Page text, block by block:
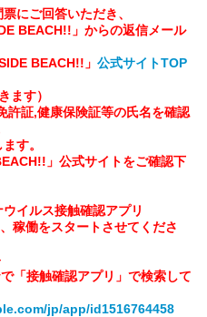
にご回答いただき、
BEACH!!」からの返信メール
BEACH!!」 公式サイトTOP
ます）
許証,健康保険証等の氏名を確認
す。
」公式サイトをご確認下
イルス接触確認アプリ
稼働をスタートさせてくださ
「接触確認アプリ」で検索して
jp/app/id1516764458